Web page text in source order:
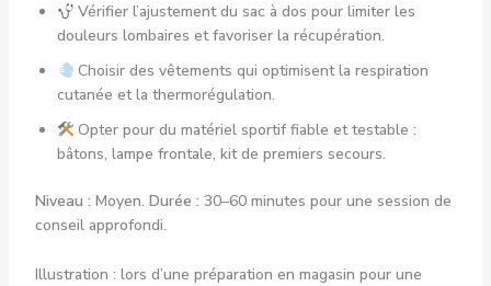
Vérifier l’ajustement du sac à dos pour limiter les
douleurs lombaires et favoriser la récupération.
Choisir des vêtements qui optimisent la respiration
cutanée et la thermorégulation.
Opter pour du matériel sportif fiable et testable :
bâtons, lampe frontale, kit de premiers secours.
Niveau : Moyen. Durée : 30–60 minutes pour une session de
conseil approfondi.
Illustration : lors d’une préparation en magasin pour une